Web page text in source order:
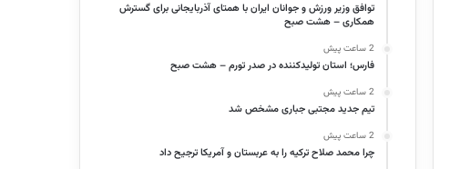
توافق وزیر ورزش و جوانان ایران با همتای آذربایجانی برای گسترش
همکاری – هشت صبح
2 ساعت پیش
فارس؛ استان تولیدکننده در صدر تورم – هشت صبح
2 ساعت پیش
تیم جدید مجتبی جباری مشخص شد
2 ساعت پیش
چرا محمد صلاح ترکیه را به عربستان و آمریکا ترجیح داد